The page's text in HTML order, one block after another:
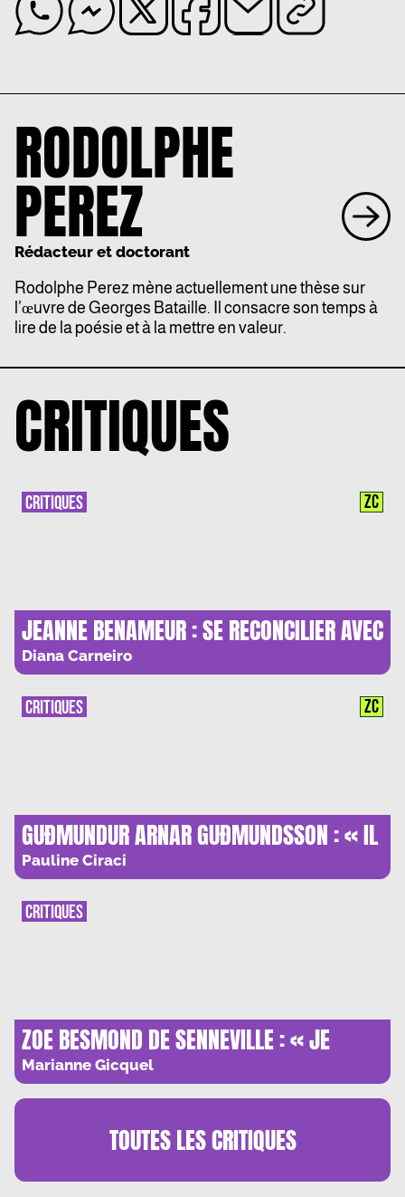
RODOLPHE
PEREZ
Rédacteur et doctorant
Rodolphe Perez mène actuellement une thèse sur
l’œuvre de Georges Bataille. Il consacre son temps à
lire de la poésie et à la mettre en valeur.
CRITIQUES
JEANNE BENAMEUR : SE RECONCILIER AVEC
LE MONDE
Diana Carneiro
CRITIQUES ZC
GUÐMUNDUR ARNAR GUÐMUNDSSON : « IL
Y A TOUJOURS UN ESPACE POUR L’ESPOIR
»
Pauline Ciraci
CRITIQUES ZC
ZOE BESMOND DE SENNEVILLE : « JE
CHERCHAIS UN MOYEN DE CREER
DIFFEREMMENT »
Marianne Gicquel
CRITIQUES
TOUTES LESCRITIQUES